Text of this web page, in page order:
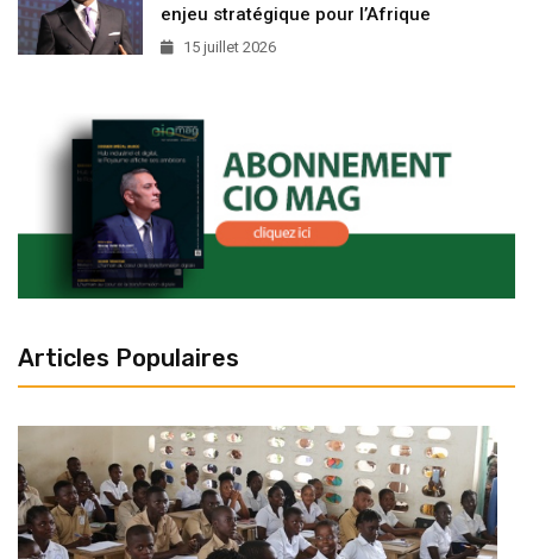
enjeu stratégique pour l’Afrique
15 juillet 2026
Articles Populaires